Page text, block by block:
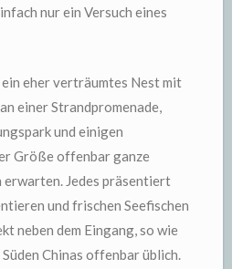
nur ein Versuch eines
eher verträumtes Nest mit
einer Strandpromenade,
und einigen
Größe offenbar ganze
erwarten. Jedes präsentiert
und frischen Seefischen
neben dem Eingang, so wie
Chinas offenbar üblich.